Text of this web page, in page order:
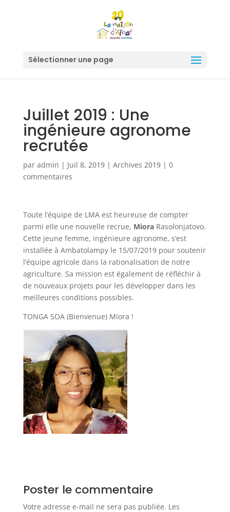
Sélectionner une page
Juillet 2019 : Une
ingénieure agronome
recrutée
par admin | Juil 8, 2019| Archives 2019| 0
commentaires
Toute l’équipe de LMA est heureuse de compter
parmi elle une nouvelle recrue, MioraRasolonjatovo.
Cette jeune femme, ingénieure agronome, s’est
installée à Ambatolampy le 15/07/2019 pour soutenir
l’équipe agricole dans la rationalisation de notre
agriculture. Sa mission est également de réfléchir à
de nouveaux projets pour les développer dans les
meilleures conditions possibles.
TONGA SOA (Bienvenue) Miora !
Poster le commentaire
Votre adresse e-mail ne sera pas publiée. Les